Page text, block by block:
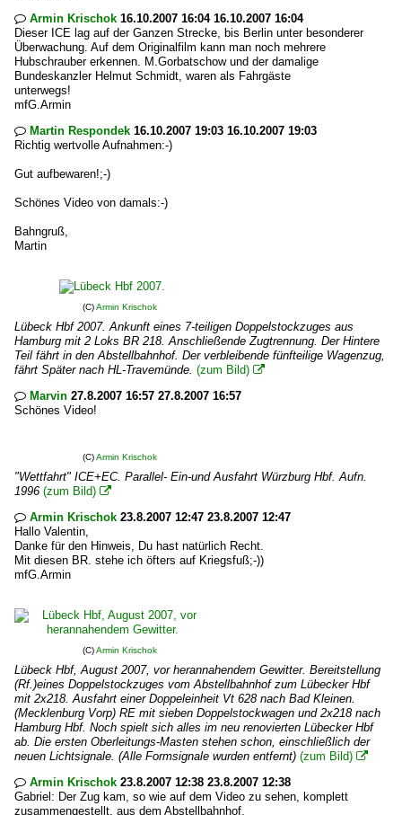
 Armin Krischok 16.10.2007 16:04 16.10.2007 16:04
Dieser ICE lag auf der Ganzen Strecke, bis Berlin unter besonderer
Überwachung. Auf dem Originalfilm kann man noch mehrere
Hubschrauber erkennen. M.Gorbatschow und der damalige
Bundeskanzler Helmut Schmidt, waren als Fahrgäste
unterwegs!
mfG.Armin
 Martin Respondek 16.10.2007 19:03 16.10.2007 19:03
Richtig wertvolle Aufnahmen:-)
Gut aufbewaren!;-)
Schönes Video von damals:-)
Bahngruß,
Martin
(C)Armin Krischok
Lübeck Hbf 2007. Ankunft eines 7-teiligen Doppelstockzuges aus
Hamburg mit 2 Loks BR 218. Anschließende Zugtrennung. Der Hintere
Teil fährt in den Abstellbahnhof. Der verbleibende fünfteilige Wagenzug,
fährt Später nach HL-Travemünde. (zum Bild) 
 Marvin 27.8.2007 16:57 27.8.2007 16:57
Schönes Video!
(C)Armin Krischok
"Wettfahrt" ICE+EC. Parallel- Ein-und Ausfahrt Würzburg Hbf. Aufn.
1996 (zum Bild) 
 Armin Krischok 23.8.2007 12:47 23.8.2007 12:47
Hallo Valentin,
Danke für den Hinweis, Du hast natürlich Recht.
Mit diesen BR. stehe ich öfters auf Kriegsfuß;-))
mfG.Armin
(C)Armin Krischok
Lübeck Hbf, August 2007, vor herannahendem Gewitter. Bereitstellung
(Rf.)eines Doppelstockzuges vom Abstellbahnhof zum Lübecker Hbf
mit 2x218. Ausfahrt einer Doppeleinheit Vt 628 nach Bad Kleinen.
(Mecklenburg Vorp) RE mit sieben Doppelstockwagen und 2x218 nach
Hamburg Hbf. Noch spielt sich alles im neu renovierten Lübecker Hbf
ab. Die ersten Oberleitungs-Masten stehen schon, einschließlich der
neuen Lichtsignale. (Alle Formsignale wurden entfernt) (zum Bild) 
 Armin Krischok 23.8.2007 12:38 23.8.2007 12:38
Gabriel: Der Zug kam, so wie auf dem Video zu sehen, komplett
zusammengestellt, aus dem Abstellbahnhof.